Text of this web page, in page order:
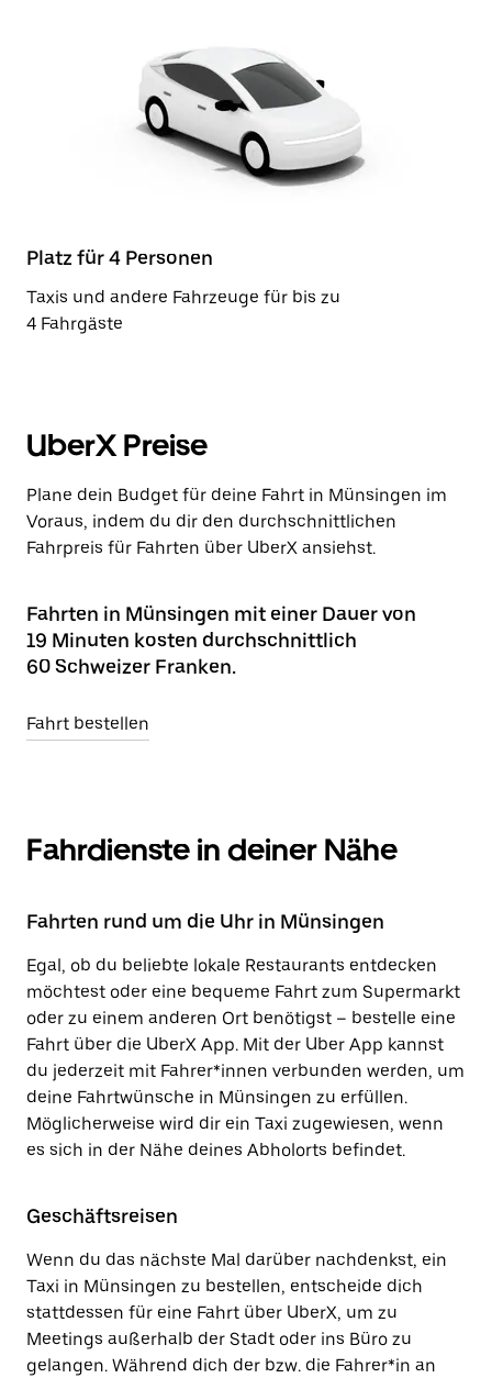
Platz für 4 Personen
Taxis und andere Fahrzeuge für bis zu
4 Fahrgäste
UberX Preise
Plane dein Budget für deine Fahrt in Münsingen im
Voraus, indem du dir den durchschnittlichen
Fahrpreis für Fahrten über UberX ansiehst.
Fahrten in Münsingen mit einer Dauer von
19 Minuten kosten durchschnittlich
60 Schweizer Franken.
Fahrt bestellen
Fahrdienste in deiner Nähe
Fahrten rund um die Uhr in Münsingen
Egal, ob du beliebte lokale Restaurants entdecken
möchtest oder eine bequeme Fahrt zum Supermarkt
oder zu einem anderen Ort benötigst – bestelle eine
Fahrt über die UberX App. Mit der Uber App kannst
du jederzeit mit Fahrer*innen verbunden werden, um
deine Fahrtwünsche in Münsingen zu erfüllen.
Möglicherweise wird dir ein Taxi zugewiesen, wenn
es sich in der Nähe deines Abholorts befindet.
Geschäftsreisen
Wenn du das nächste Mal darüber nachdenkst, ein
Taxi in Münsingen zu bestellen, entscheide dich
stattdessen für eine Fahrt über UberX, um zu
Meetings außerhalb der Stadt oder ins Büro zu
gelangen. Während dich der bzw. die Fahrer*in an